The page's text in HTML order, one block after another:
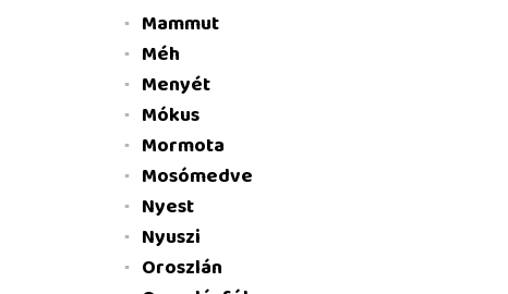
Mammut
Méh
Menyét
Mókus
Mormota
Mosómedve
Nyest
Nyuszi
Oroszlán